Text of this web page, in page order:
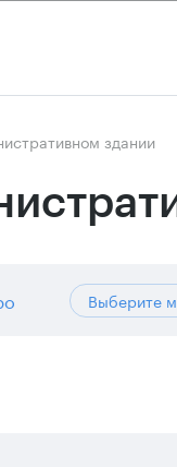
здании
Выберите